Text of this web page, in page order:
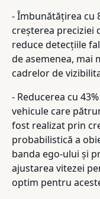
- Îmbunătățirea cu
creșterea preciziei
reduce detecțiile
de asemenea, mai
cadrelor de
- Reducerea cu
vehicule care
fost realizat prin
probabilistică a
banda ego-ului și
ajustarea vitezei
optim pentru